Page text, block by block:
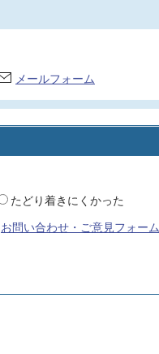
メールフォーム
たどり着きにくかった
お問い合わせ・ご意見フォーム